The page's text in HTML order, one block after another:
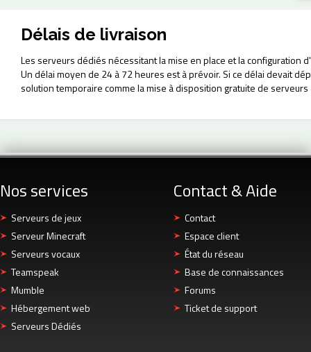
Délais de livraison
Les serveurs dédiés nécessitant la mise en place et la
Un délai moyen de 24 à 72 heures est à prévoir. Si ce délai devait
solution temporaire comme la mise à disposition gratuite de
Nos services
Serveurs de jeux
Serveur Minecraft
Serveurs vocaux
Teamspeak
Mumble
Hébergement web
Serveurs Dédiés
Contact & Aide
Contact
Espace client
État du réseau
Base de connaissances
Forums
Ticket de support